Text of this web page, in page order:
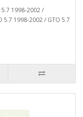
5.7 1998-2002 /
5.7 1998-2002 / GTO 5.7